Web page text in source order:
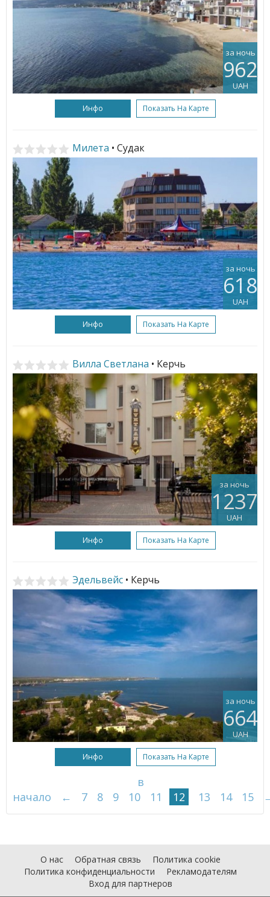
за ночь
962
UAH
Инфо Показать На Карте
Милета • Судак
за ночь
618
UAH
Инфо Показать На Карте
Вилла Светлана • Керчь
за ночь
1237
UAH
Инфо Показать На Карте
Эдельвейс • Керчь
за ночь
664
UAH
Инфо Показать На Карте
в
начало
← 7 8 9 10 11 12 13 14 15
О нас Обратная связь
Политика cookie
Политика конфиденциальности
Рекламодателям
Вход для партнеров